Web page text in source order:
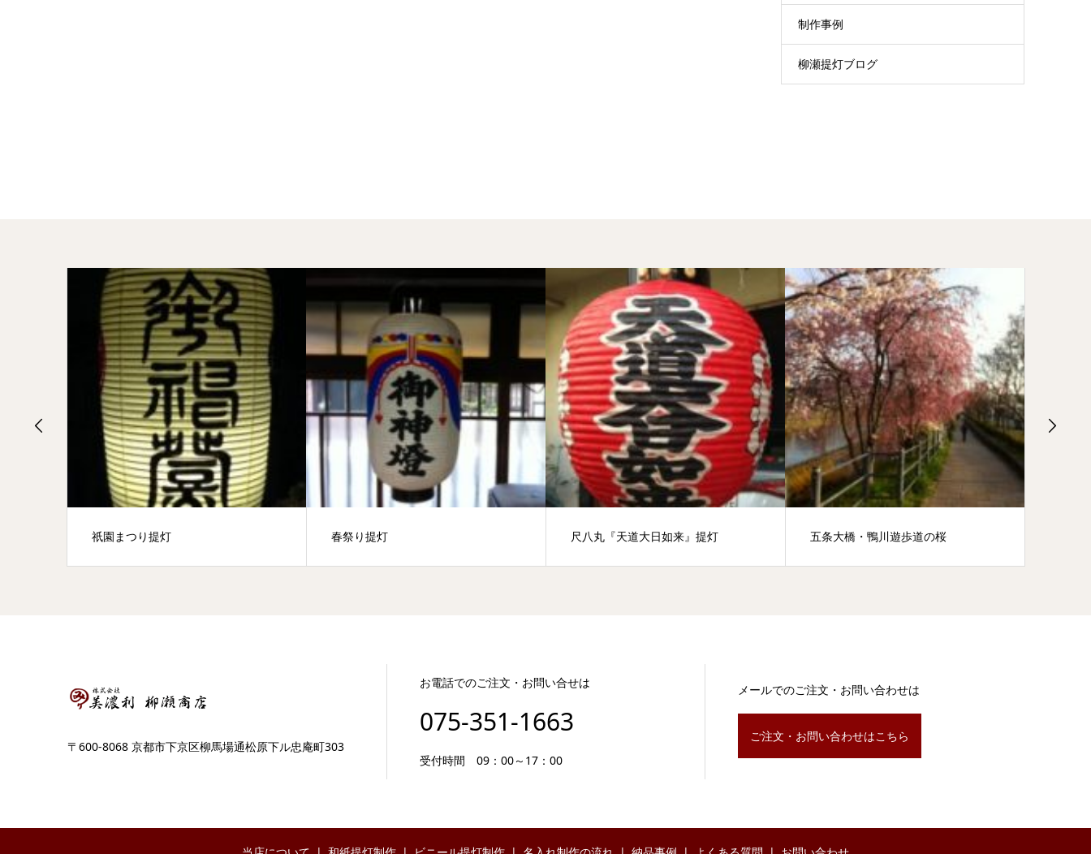
制作事例
柳瀬提灯ブログ
祇園まつり提灯 春祭り提灯 尺八丸『天道大日如来』提灯 五条大橋・鴨川遊歩道の桜
〒600-8068 京都市下京区柳馬場通松原下ル忠庵町303
お電話でのご注文・お問い合せは
075-351-1663
受付時間 09：00～17：00
メールでのご注文・お問い合わせは
ご注文・お問い合わせはこちら